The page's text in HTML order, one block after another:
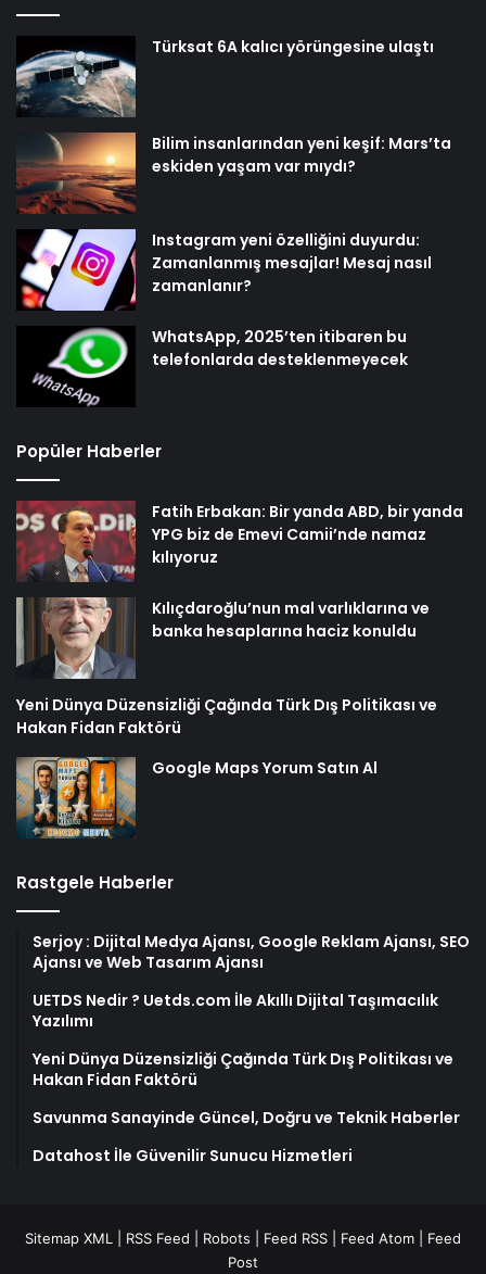
Türksat 6A kalıcı yörüngesine ulaştı
Bilim insanlarından yeni keşif: Mars’ta
eskiden yaşam var mıydı?
Instagram yeni özelliğini duyurdu:
Zamanlanmış mesajlar! Mesaj nasıl
zamanlanır?
WhatsApp, 2025’ten itibaren bu
telefonlarda desteklenmeyecek
Popüler Haberler
Fatih Erbakan: Bir yanda ABD, bir yanda
YPG biz de Emevi Camii’nde namaz
kılıyoruz
Kılıçdaroğlu’nun mal varlıklarına ve
banka hesaplarına haciz konuldu
Yeni Dünya Düzensizliği Çağında Türk Dış Politikası ve
Hakan Fidan Faktörü
Google Maps Yorum Satın Al
Rastgele Haberler
Serjoy : Dijital Medya Ajansı, Google Reklam Ajansı, SEO
Ajansı ve Web Tasarım Ajansı
UETDS Nedir ? Uetds.com İle Akıllı Dijital Taşımacılık
Yazılımı
Yeni Dünya Düzensizliği Çağında Türk Dış Politikası ve
Hakan Fidan Faktörü
Savunma Sanayinde Güncel, Doğru ve Teknik Haberler
Datahost İle Güvenilir Sunucu Hizmetleri
Sitemap XML RSS Feed Robots Feed RSS Feed Atom
Feed
Post